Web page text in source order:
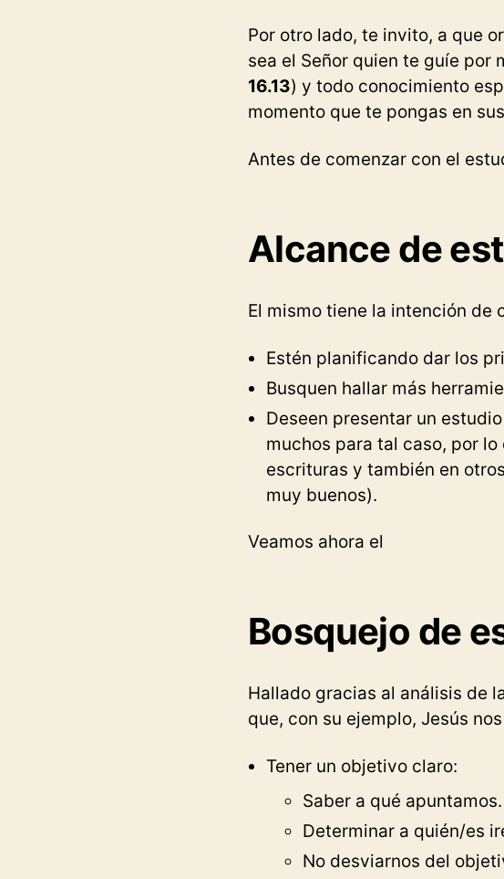
Por otro lado, te invito, a que
sea el Señor quien te guíe por
16.13) y todo conocimiento
momento que te pongas en
Antes de comenzar con el
Alcance de
El mismo tiene la intención de
Estén planificando dar los
Busquen hallar más
Deseen presentar un
muchos para tal caso, por
escrituras y también en
muy buenos).
Veamos ahora el
Bosquejo de
Hallado gracias al análisis de
que, con su ejemplo, Jesús
Tener un objetivo claro:
Saber a qué apuntamos.
Determinar a quién/es
No desviarnos del